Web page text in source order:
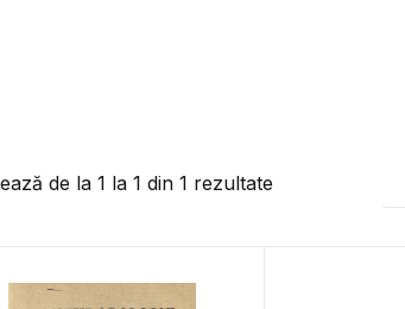
de la 1 la 1 din 1 rezultate